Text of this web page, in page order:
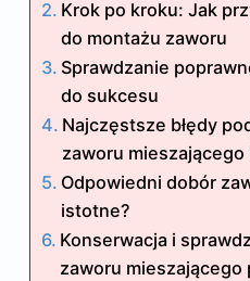
Krok po kroku: Jak
do montażu zaworu
Sprawdzanie
do sukcesu
Najczęstsze błędy
zaworu
Odpowiedni dobór
istotne?
Konserwacja i
zaworu mieszającego